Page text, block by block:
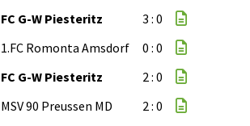
FC G-W Piesteritz
3 : 0
1.FC Romonta Amsdorf
0 : 0
FC G-W Piesteritz
2 : 0
MSV 90 Preussen MD
2 : 0